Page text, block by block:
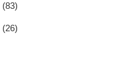
(83)
(26)